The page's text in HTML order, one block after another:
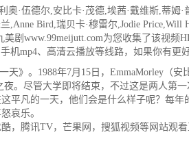
·伍德尔,安比卡·茂德,埃茜·戴维斯,蒂姆
Bird,瑞贝卡·穆雷尔,Jodie Price,Will
剧www.99meijutt.com为您收集了该视频
机mp4、高清云播放等线路，如果你有更
》。1988年7月15日，EmmaMorley（安
夜。尽管大学即将结束，不过这是两人第
平凡的一天，他们会是什么样子呢？每
哀乐。
，腾讯TV，芒果网，搜狐视频等网站观